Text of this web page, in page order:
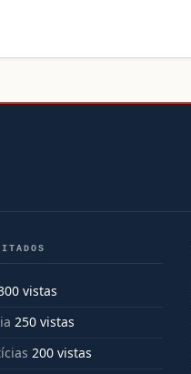
vistas
250 vistas
200 vistas